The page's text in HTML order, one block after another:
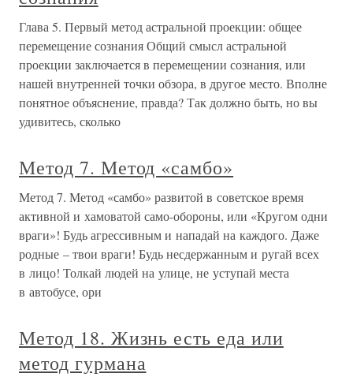
Глава 5. Первый метод астральной проекции: общее
перемещение сознания Общий смысл астральной
проекции заключается в перемещении сознания, или
нашей внутренней точки обзора, в другое место. Вполне
понятное объяснение, правда? Так должно быть, но вы
удивитесь, сколько
Метод 7. Метод «самбо»
Метод 7. Метод «самбо» развитой в советское время
активной и хамоватой само-обороны, или «Кругом одни
враги»! Будь агрессивным и нападай на каждого. Даже
родные – твои враги! Будь несдержанным и ругай всех
в лицо! Толкай людей на улице, не уступай места
в автобусе, ори
Метод 18. Жизнь есть еда или
метод гурмана